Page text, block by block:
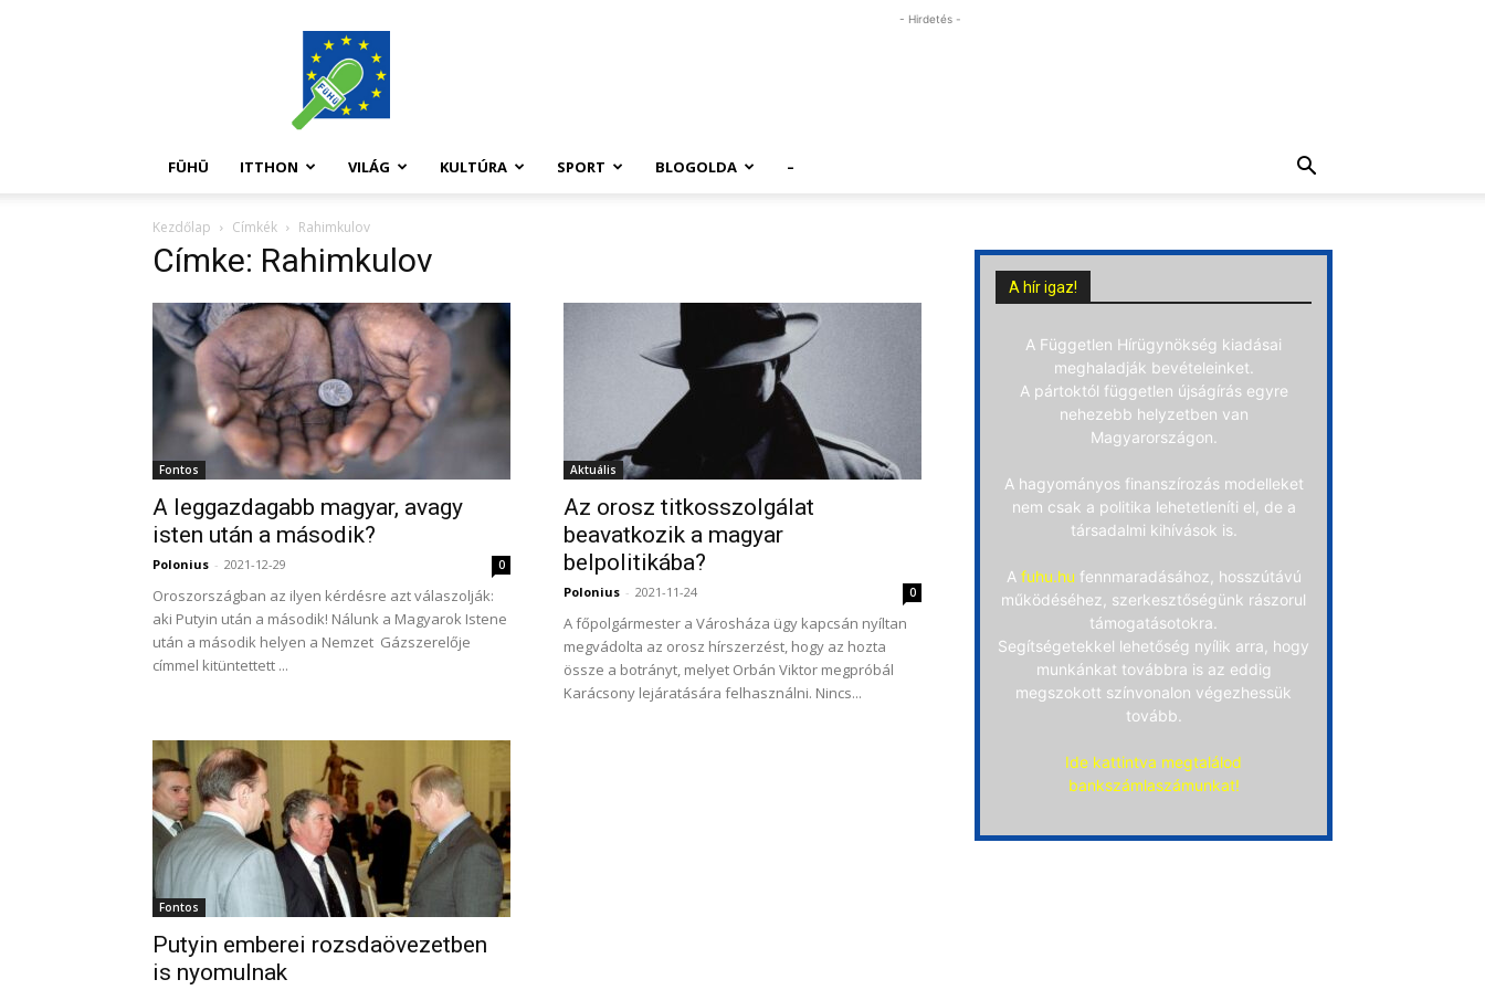
FüHü
- Hirdetés -
FÜHÜ ITTHON VILÁG KULTÚRA SPORT BLOGOLDA –
Kezdőlap Címkék Rahimkulov
Címke: Rahimkulov
Fontos
A leggazdagabb magyar, avagy
isten után a második?
Polonius - 2021-12-29 0
Oroszországban az ilyen kérdésre azt válaszolják:
aki Putyin után a második! Nálunk a Magyarok Istene
után a második helyen a Nemzet Gázszerelője
címmel kitüntettett ...
Aktuális
Az orosz titkosszolgálat
beavatkozik a magyar
belpolitikába?
Polonius - 2021-11-24 0
A főpolgármester a Városháza ügy kapcsán nyíltan
megvádolta az orosz hírszerzést, hogy az hozta
össze a botrányt, melyet Orbán Viktor megpróbál
Karácsony lejáratására felhasználni. Nincs...
Fontos
Putyin emberei rozsdaövezetben
is nyomulnak
A hír igaz!
A Független Hírügynökség kiadásai
meghaladják bevételeinket.
A pártoktól független újságírás egyre
nehezebb helyzetben van
Magyarországon.
A hagyományos finanszírozás modelleket
nem csak a politika lehetetleníti el, de a
társadalmi kihívások is.
A fuhu.hu fennmaradásához, hosszútávú
működéséhez, szerkesztőségünk rászorul
támogatásotokra.
Segítségetekkel lehetőség nyílik arra, hogy
munkánkat továbbra is az eddig
megszokott színvonalon végezhessük
tovább.
Ide kattintva megtalálod
bankszámlaszámunkat!